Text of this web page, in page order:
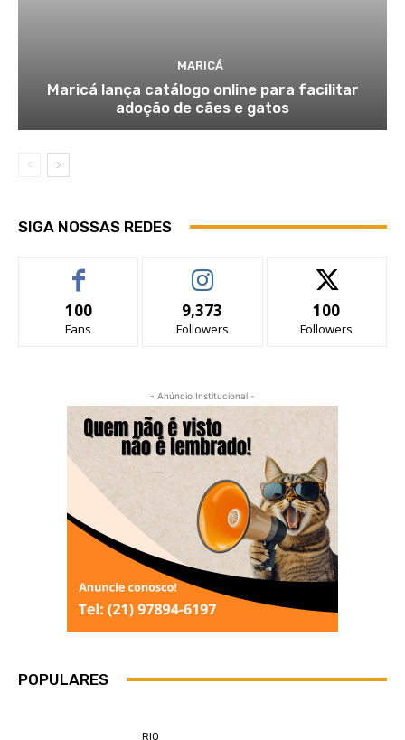
MARICÁ
Maricá lança catálogo online para facilitar
adoção de cães e gatos
SIGA NOSSAS REDES
100
Fans
9,373
Followers
100
Followers
- Anúncio Institucional -
POPULARES
RIO